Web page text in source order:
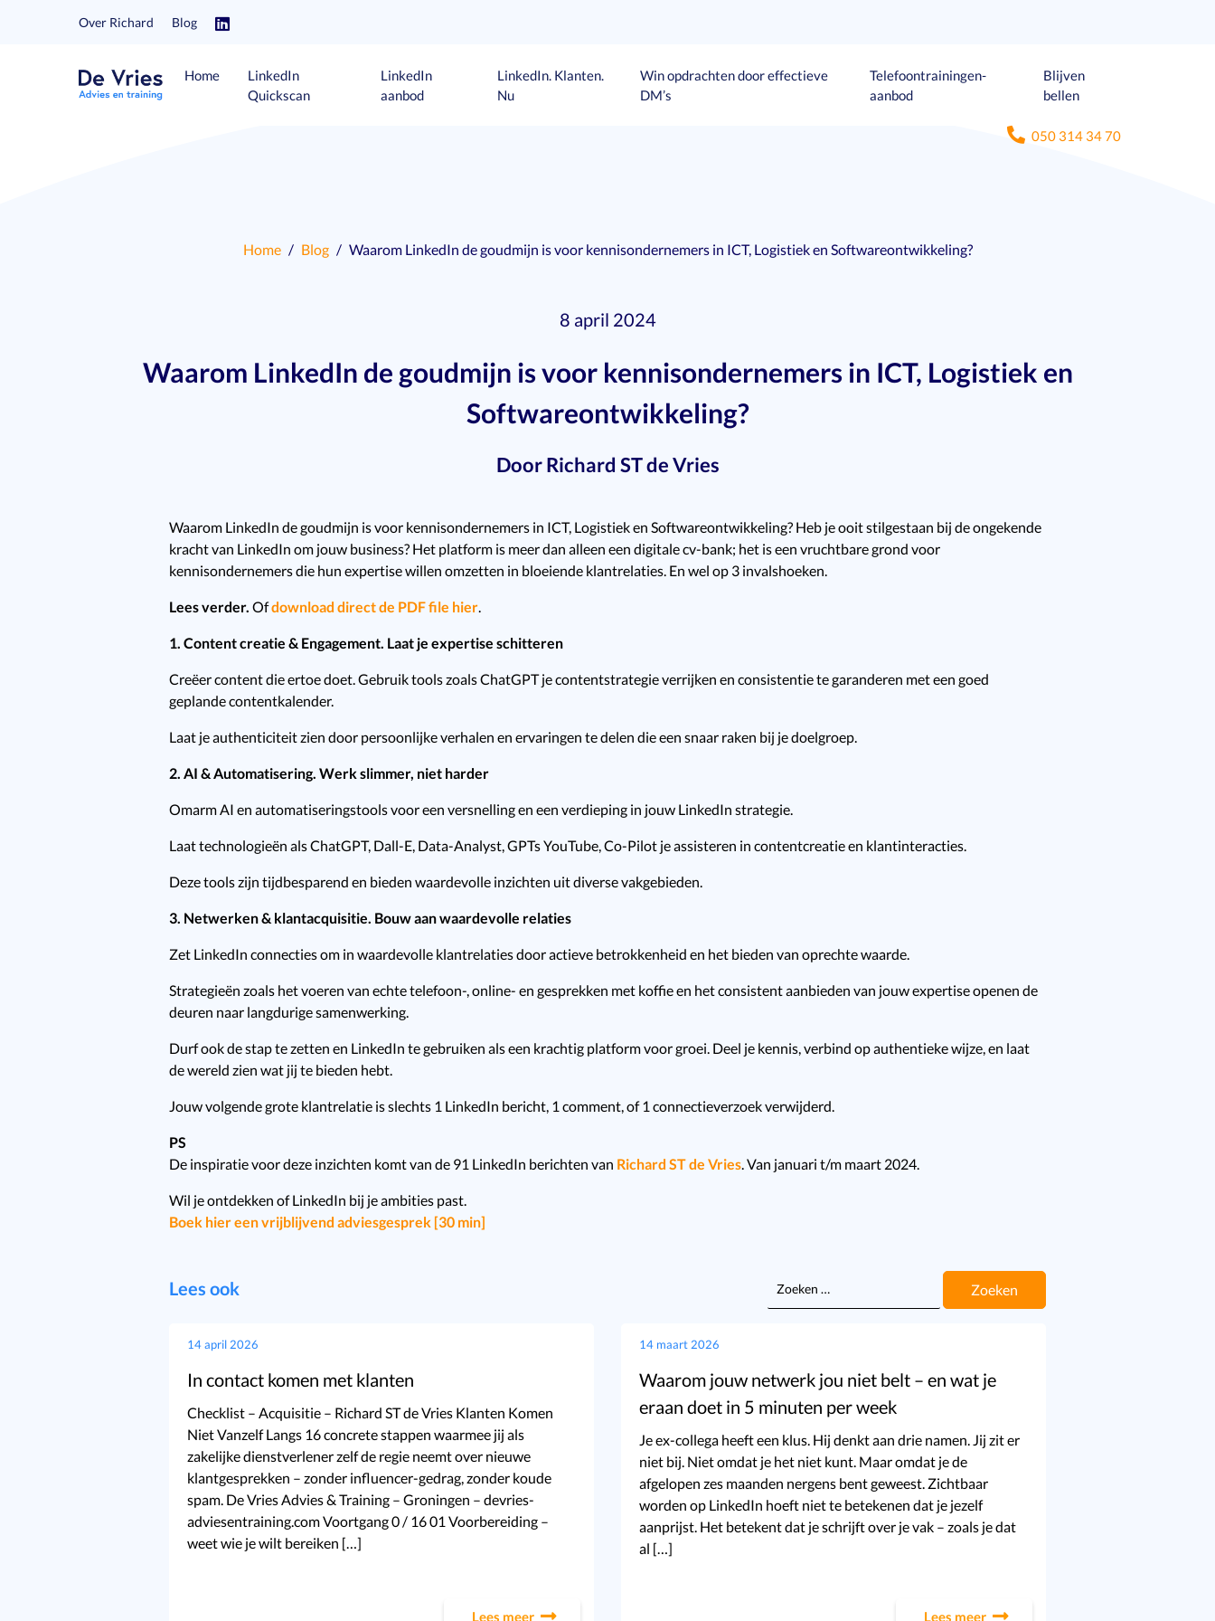
Over Richard Blog
Home
LinkedIn
Quickscan
LinkedIn
aanbod
LinkedIn. Klanten.
Nu
Win opdrachten door effectieve
DM’s
Telefoontrainingen-
aanbod
Blijven
bellen
050 314 34 70
Home Blog Waarom LinkedIn de goudmijn is voor kennisondernemers in ICT, Logistiek en Softwareontwikkeling?
8 april 2024
Waarom LinkedIn de goudmijn is voor kennisondernemers in ICT, Logistiek en
Softwareontwikkeling?
Door Richard ST de Vries
Waarom LinkedIn de goudmijn is voor kennisondernemers in ICT, Logistiek en Softwareontwikkeling? Heb je ooit stilgestaan bij de ongekende
kracht van LinkedIn om jouw business? Het platform is meer dan alleen een digitale cv-bank; het is een vruchtbare grond voor
kennisondernemers die hun expertise willen omzetten in bloeiende klantrelaties. En wel op 3 invalshoeken.
Lees verder. Ofdownload direct de PDF file hier.
1. Content creatie & Engagement. Laat je expertise schitteren
Creëer content die ertoe doet. Gebruik tools zoals ChatGPT je contentstrategie verrijken en consistentie te garanderen met een goed
geplande contentkalender.
Laat je authenticiteit zien door persoonlijke verhalen en ervaringen te delen die een snaar raken bij je doelgroep.
2. AI & Automatisering. Werk slimmer, niet harder
Omarm AI en automatiseringstools voor een versnelling en een verdieping in jouw LinkedIn strategie.
Laat technologieën als ChatGPT, Dall-E, Data-Analyst, GPTs YouTube, Co-Pilot je assisteren in contentcreatie en klantinteracties.
Deze tools zijn tijdbesparend en bieden waardevolle inzichten uit diverse vakgebieden.
3. Netwerken & klantacquisitie. Bouw aan waardevolle relaties
Zet LinkedIn connecties om in waardevolle klantrelaties door actieve betrokkenheid en het bieden van oprechte waarde.
Strategieën zoals het voeren van echte telefoon-, online- en gesprekken met koffie en het consistent aanbieden van jouw expertise openen de
deuren naar langdurige samenwerking.
Durf ook de stap te zetten en LinkedIn te gebruiken als een krachtig platform voor groei. Deel je kennis, verbind op authentieke wijze, en laat
de wereld zien wat jij te bieden hebt.
Jouw volgende grote klantrelatie is slechts 1 LinkedIn bericht, 1 comment, of 1 connectieverzoek verwijderd.
PS
De inspiratie voor deze inzichten komt van de 91 LinkedIn berichten van Richard ST de Vries. Van januari t/m maart 2024.
Wil je ontdekken of LinkedIn bij je ambities past.
Boek hier een vrijblijvend adviesgesprek [30 min]
Lees ook
naar:
14 april 2026
In contact komen met klanten
Checklist – Acquisitie – Richard ST de Vries Klanten Komen
Niet Vanzelf Langs 16 concrete stappen waarmee jij als
zakelijke dienstverlener zelf de regie neemt over nieuwe
klantgesprekken – zonder influencer-gedrag, zonder koude
spam. De Vries Advies & Training – Groningen – devries-
adviesentraining.com Voortgang 0 / 16 01 Voorbereiding –
weet wie je wilt bereiken […]
Lees meer
14 maart 2026
Waarom jouw netwerk jou niet belt – en wat je
eraan doet in 5 minuten per week
Je ex-collega heeft een klus. Hij denkt aan drie namen. Jij zit er
niet bij. Niet omdat je het niet kunt. Maar omdat je de
afgelopen zes maanden nergens bent geweest. Zichtbaar
worden op LinkedIn hoeft niet te betekenen dat je jezelf
aanprijst. Het betekent dat je schrijft over je vak – zoals je dat
al […]
Lees meer